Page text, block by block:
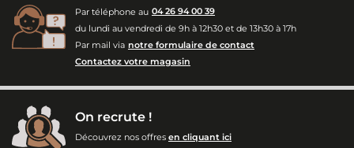
Par téléphone au 04 26 94 00 39
du lundi au vendredi de 9h à 12h30 et de 13h30 à 17h
Par mail via notre formulaire de contact
Contactez votre magasin
On recrute !
Découvrez nos offres en cliquant ici